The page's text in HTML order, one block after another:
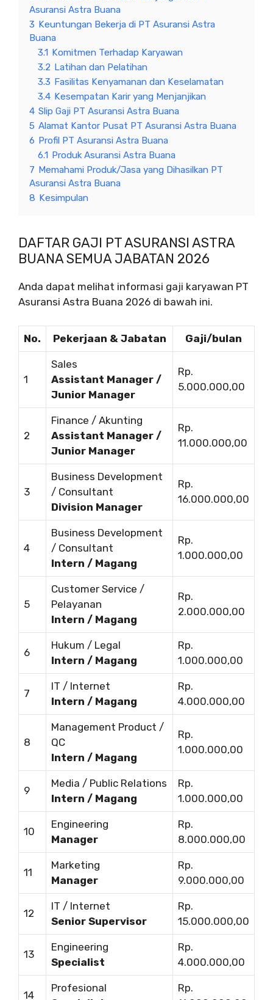
Asuransi Astra Buana
3 Keuntungan Bekerja di PT Asuransi Astra
Buana
3.1 Komitmen Terhadap Karyawan
3.2 Latihan dan Pelatihan
3.3 Fasilitas Kenyamanan dan Keselamatan
3.4 Kesempatan Karir yang Menjanjikan
4 Slip Gaji PT Asuransi Astra Buana
5 Alamat Kantor Pusat PT Asuransi Astra Buana
6 Profil PT Asuransi Astra Buana
6.1 Produk Asuransi Astra Buana
7 Memahami Produk/Jasa yang Dihasilkan PT
Asuransi Astra Buana
8 Kesimpulan
DAFTAR GAJI PT ASURANSI ASTRA
BUANA SEMUA JABATAN 2026
Anda dapat melihat informasi gaji karyawan PT
Asuransi Astra Buana 2026 di bawah ini.
No. Pekerjaan & Jabatan Gaji/bulan
1
Sales
Assistant Manager /
Junior Manager
Rp.
5.000.000,00
2
Finance / Akunting
Assistant Manager /
Junior Manager
Rp.
11.000.000,00
3
Business Development
/ Consultant
Division Manager
Rp.
16.000.000,00
4
Business Development
/ Consultant
Intern / Magang
Rp.
1.000.000,00
5
Customer Service /
Pelayanan
Intern / Magang
Rp.
2.000.000,00
6
Hukum / Legal
Intern / Magang
Rp.
1.000.000,00
7
IT / Internet
Intern / Magang
Rp.
4.000.000,00
8
Management Product /
QC
Intern / Magang
Rp.
1.000.000,00
9
Media / Public Relations
Intern / Magang
Rp.
1.000.000,00
10
Engineering
Manager
Rp.
8.000.000,00
11
Marketing
Manager
Rp.
9.000.000,00
12
IT / Internet
Senior Supervisor
Rp.
15.000.000,00
13
Engineering
Specialist
Rp.
4.000.000,00
14
Profesional
Rp.